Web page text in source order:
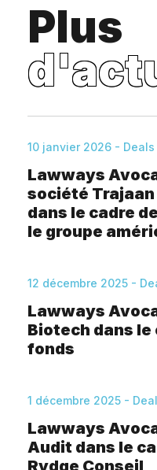
Plus
10 janvier 2026 - Deals
Lawways
société
dans le cadre
le groupe
12 décembre 2025 -
Lawways
Biotech dans le
fonds
1 décembre 2025 -
Lawways
Audit dans le
Rydge Conseil